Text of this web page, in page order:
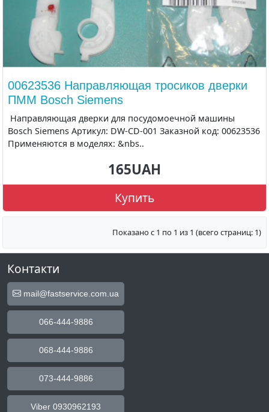
00623536 Направляющая тросиков дверки
ПММ Bosch Siemens
Направляющая дверки для посудомоечной машины
Bosch Siemens Артикул: DW-CD-001 Заказной код: 00623536
Применяются в моделях: &nbs..
165UAH
Купить
Показано с 1 по 1 из 1 (всего страниц: 1)
Контакти
mail@fastservice.com.ua
066-444-9886
068-444-9886
073-444-9886
Viber 0930962193